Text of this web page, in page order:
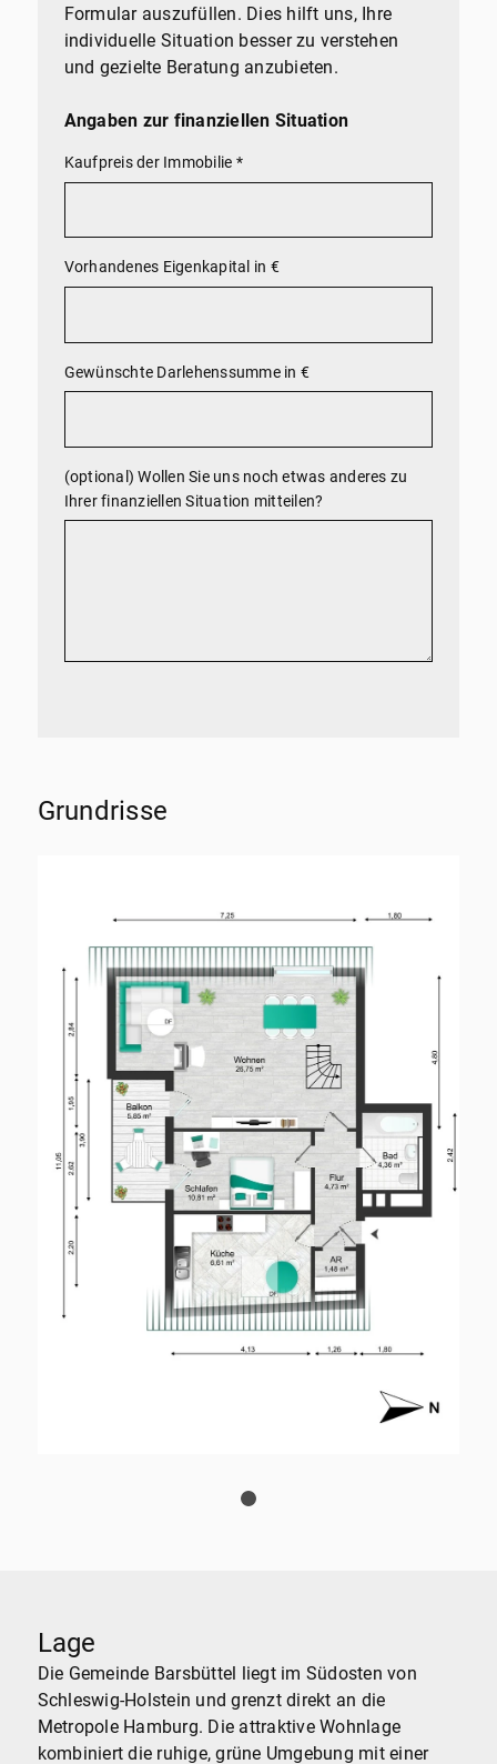
Formular auszufüllen. Dies hilft uns, Ihre
individuelle Situation besser zu verstehen
und gezielte Beratung anzubieten.
Angaben zur finanziellen Situation
Kaufpreis der Immobilie *
Vorhandenes Eigenkapital in €
Gewünschte Darlehenssumme in €
(optional) Wollen Sie uns noch etwas anderes zu
Ihrer finanziellen Situation mitteilen?
Grundrisse
Lage
Die Gemeinde Barsbüttel liegt im Südosten von
Schleswig-Holstein und grenzt direkt an die
Metropole Hamburg. Die attraktive Wohnlage
kombiniert die ruhige, grüne Umgebung mit einer